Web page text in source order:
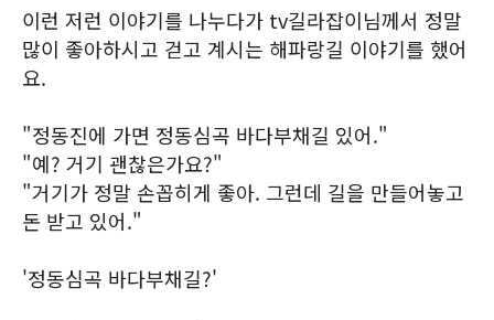
이런 저런 이야기를 나누다가 tv길라잡이님께서 정말
많이 좋아하시고 걷고 계시는 해파랑길 이야기를 했어
요.
"정동진에 가면 정동심곡 바다부채길 있어."
"예? 거기 괜찮은가요?"
"거기가 정말 손꼽히게 좋아. 그런데 길을 만들어놓고
돈 받고 있어."
'정동심곡 바다부채길?'